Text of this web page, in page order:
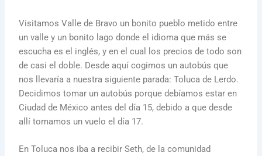
Visitamos Valle de Bravo un bonito pueblo metido entre
un valle y un bonito lago donde el idioma que más se
escucha es el inglés, y en el cual los precios de todo son
de casi el doble. Desde aquí cogimos un autobús que
nos llevaría a nuestra siguiente parada: Toluca de Lerdo.
Decidimos tomar un autobús porque debíamos estar en
Ciudad de México antes del día 15, debido a que desde
allí tomamos un vuelo el día 17.
En Toluca nos iba a recibir Seth, de la comunidad